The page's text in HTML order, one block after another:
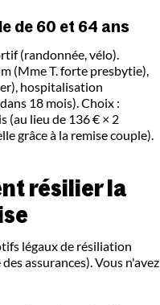
de 60 et 64 ans
(randonnée, vélo).
(Mme T. forte presbytie),
hospitalisation
18 mois). Choix :
(au lieu de 136 € × 2
grâce à la remise couple).
résilier la
légaux de résiliation
assurances). Vous n'avez